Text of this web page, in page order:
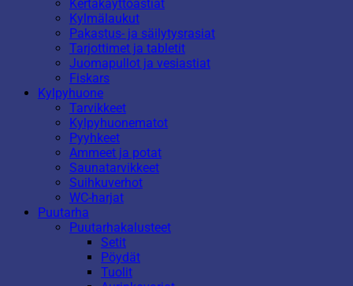
Kertakäyttöastiat
Kylmälaukut
Pakastus- ja säilytysrasiat
Tarjottimet ja tabletit
Juomapullot ja vesiastiat
Fiskars
Kylpyhuone
Tarvikkeet
Kylpyhuonematot
Pyyhkeet
Ammeet ja potat
Saunatarvikkeet
Suihkuverhot
WC-harjat
Puutarha
Puutarhakalusteet
Setit
Pöydät
Tuolit